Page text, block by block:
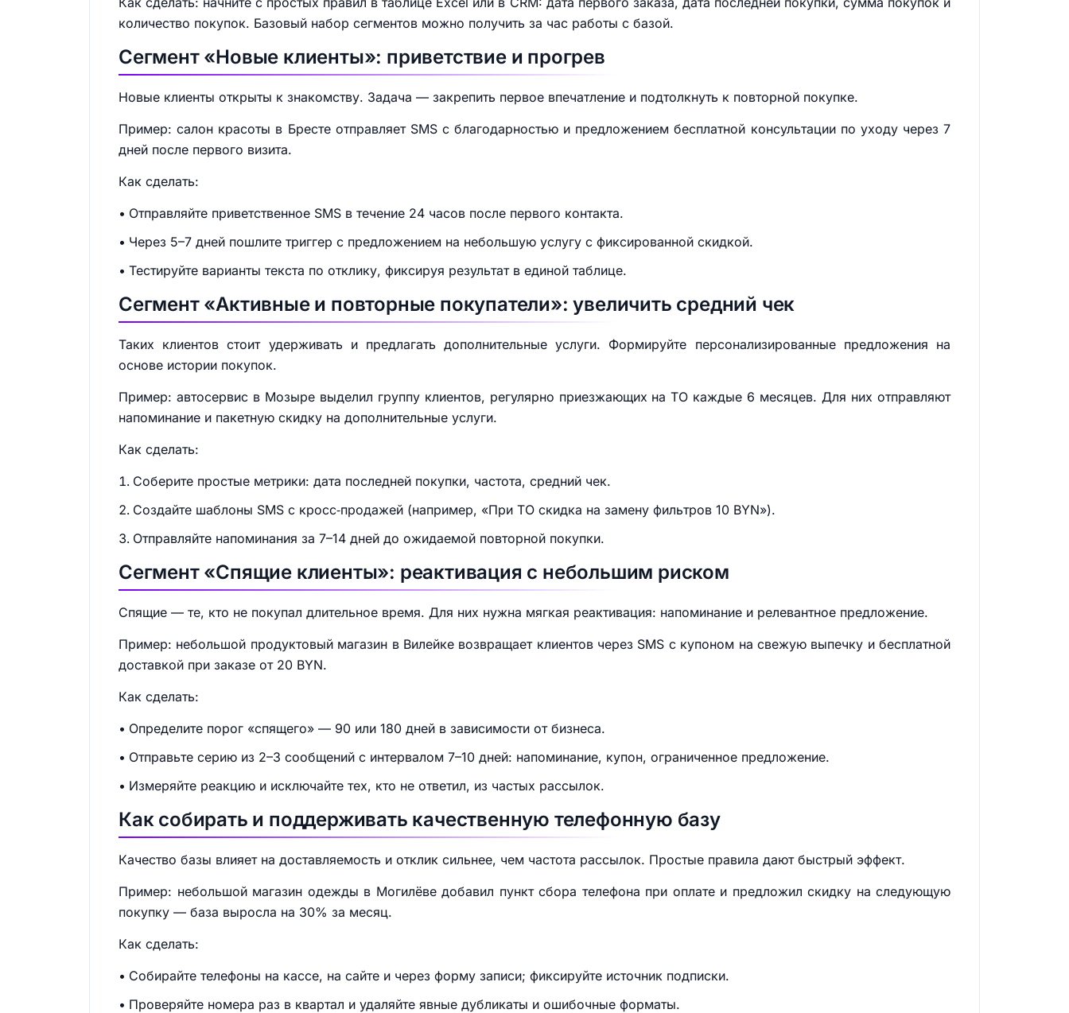
количество покупок. Базовый набор сегментов можно получить за час работы с базой.
Сегмент «Новые клиенты»: приветствие и прогрев
Новые клиенты открыты к знакомству. Задача — закрепить первое впечатление и подтолкнуть к повторной покупке.
Пример: салон красоты в Бресте отправляет SMS с благодарностью и предложением бесплатной консультации по уходу через 7
дней после первого визита.
Как сделать:
Отправляйте приветственное SMS в течение 24 часов после первого контакта.
Через 5–7 дней пошлите триггер с предложением на небольшую услугу с фиксированной скидкой.
Тестируйте варианты текста по отклику, фиксируя результат в единой таблице.
Сегмент «Активные и повторные покупатели»: увеличить средний чек
Таких клиентов стоит удерживать и предлагать дополнительные услуги. Формируйте персонализированные предложения на
основе истории покупок.
Пример: автосервис в Мозыре выделил группу клиентов, регулярно приезжающих на ТО каждые 6 месяцев. Для них отправляют
напоминание и пакетную скидку на дополнительные услуги.
Как сделать:
Соберите простые метрики: дата последней покупки, частота, средний чек.
Создайте шаблоны SMS с кросс‑продажей (например, «При ТО скидка на замену фильтров 10 BYN»).
Отправляйте напоминания за 7–14 дней до ожидаемой повторной покупки.
Сегмент «Спящие клиенты»: реактивация с небольшим риском
Спящие — те, кто не покупал длительное время. Для них нужна мягкая реактивация: напоминание и релевантное предложение.
Пример: небольшой продуктовый магазин в Вилейке возвращает клиентов через SMS с купоном на свежую выпечку и бесплатной
доставкой при заказе от 20 BYN.
Как сделать:
Определите порог «спящего» — 90 или 180 дней в зависимости от бизнеса.
Отправьте серию из 2–3 сообщений с интервалом 7–10 дней: напоминание, купон, ограниченное предложение.
Измеряйте реакцию и исключайте тех, кто не ответил, из частых рассылок.
Как собирать и поддерживать качественную телефонную базу
Качество базы влияет на доставляемость и отклик сильнее, чем частота рассылок. Простые правила дают быстрый эффект.
Пример: небольшой магазин одежды в Могилёве добавил пункт сбора телефона при оплате и предложил скидку на следующую
покупку — база выросла на 30% за месяц.
Как сделать:
Собирайте телефоны на кассе, на сайте и через форму записи; фиксируйте источник подписки.
Проверяйте номера раз в квартал и удаляйте явные дубликаты и ошибочные форматы.